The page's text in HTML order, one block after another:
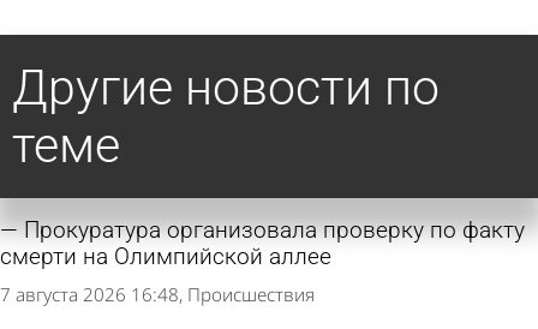
Другие новости по
теме
Прокуратура организовала проверку по факту
смерти на Олимпийской аллее
7 августа 2026 16:48 Происшествия